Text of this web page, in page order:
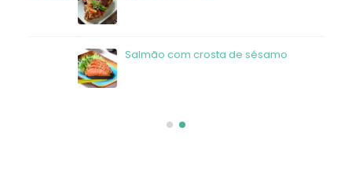
Salmão com crosta de sésamo